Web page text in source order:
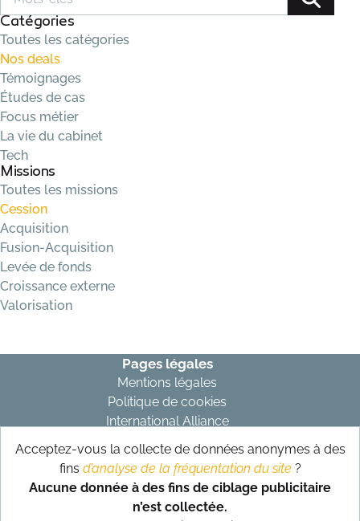
Catégories
Toutes les catégories
Nos deals
Témoignages
Études de cas
Focus métier
La vie du cabinet
Tech
Missions
Toutes les missions
Cession
Acquisition
Fusion-Acquisition
Levée de fonds
Croissance externe
Valorisation
Pages légales
Mentions légales
Politique de cookies
International Alliance
Abonnez-vous à notre newsletter
S’abonner
Acceptez-vous la collecte de données anonymes à des
fins d’analyse de la fréquentation du site ?
Aucune donnée à des fins de ciblage publicitaire
n’est collectée.